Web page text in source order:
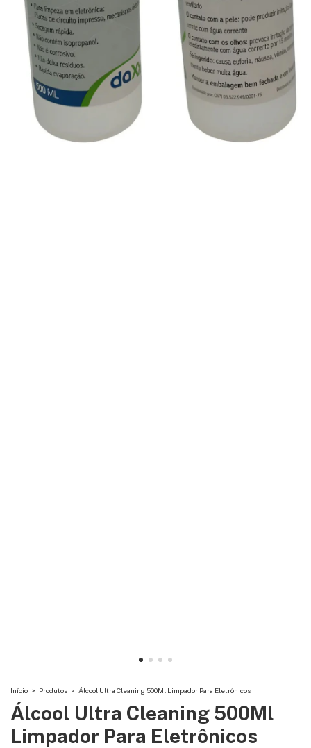
Início > Produtos > Álcool Ultra Cleaning 500Ml Limpador Para Eletrônicos
Álcool Ultra Cleaning 500Ml
Limpador Para Eletrônicos